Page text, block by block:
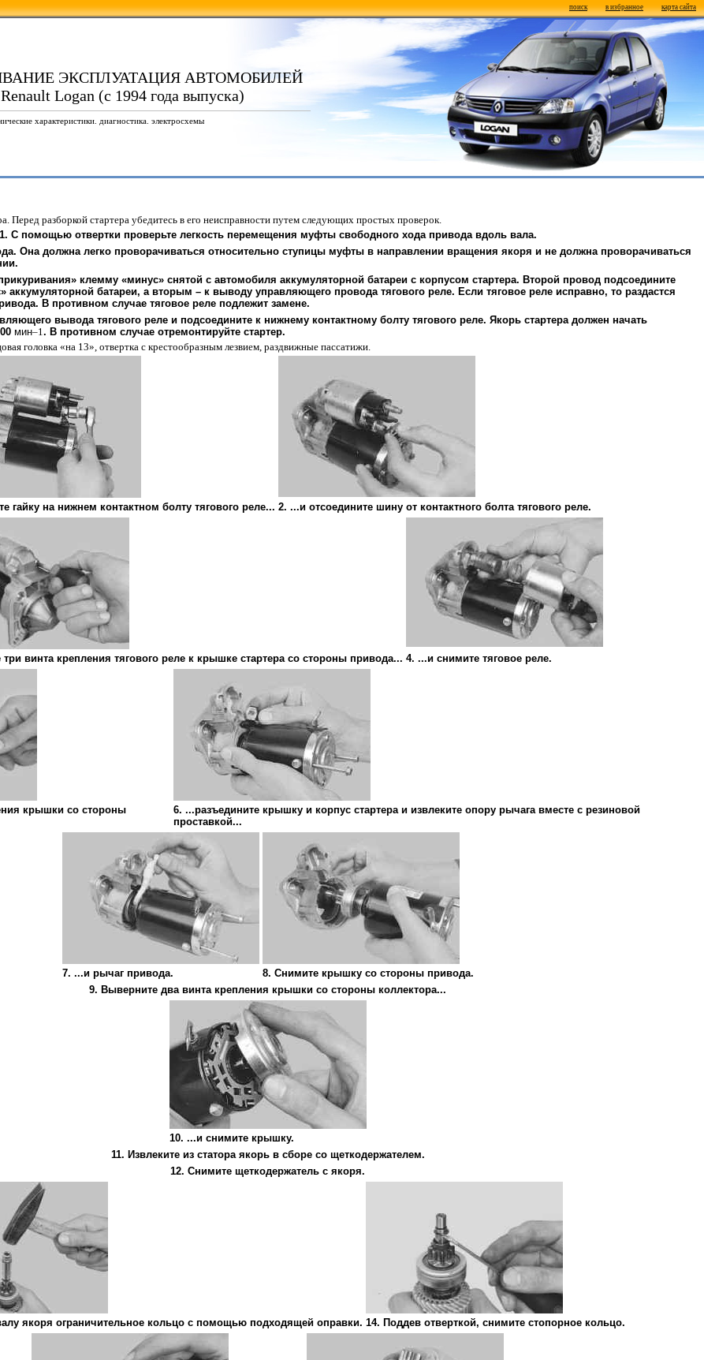
поиск в избранное карта сайта
ЭКСПЛУАТАЦИЯ АВТОМОБИЛЕЙ
Logan (с 1994 года выпуска)
характеристики. диагностика. электросхемы
Перед разборкой стартера убедитесь в его неисправности путем следующих простых проверок.
1. С помощью отвертки проверьте легкость перемещения муфты свободного хода привода вдоль вала.
Она должна легко проворачиваться относительно ступицы муфты в направлении вращения якоря и не должна проворачиваться
клемму «минус» снятой с автомобиля аккумуляторной батареи с корпусом стартера. Второй провод подсоедините
батареи, а вторым – к выводу управляющего провода тягового реле. Если тяговое реле исправно, то раздастся
В противном случае тяговое реле подлежит замене.
вывода тягового реле и подсоедините к нижнему контактному болту тягового реле. Якорь стартера должен начать
мин–1. В противном случае отремонтируйте стартер.
головка «на 13», отвертка с крестообразным лезвием, раздвижные пассатижи.
гайку на нижнем контактном болту тягового реле... 2. ...и отсоедините шину от контактного болта тягового реле.
винта крепления тягового реле к крышке стартера со стороны привода... 4. ...и снимите тяговое реле.
крышки со стороны
6. ...разъедините крышку и корпус стартера и извлеките опору рычага вместе с резиновой
проставкой...
7. ...и рычаг привода.
8. Снимите крышку со стороны привода.
9. Выверните два винта крепления крышки со стороны коллектора...
10. ...и снимите крышку.
11. Извлеките из статора якорь в сборе со щеткодержателем.
12. Снимите щеткодержатель с якоря.
якоря ограничительное кольцо с помощью подходящей оправки. 14. Поддев отверткой, снимите стопорное кольцо.